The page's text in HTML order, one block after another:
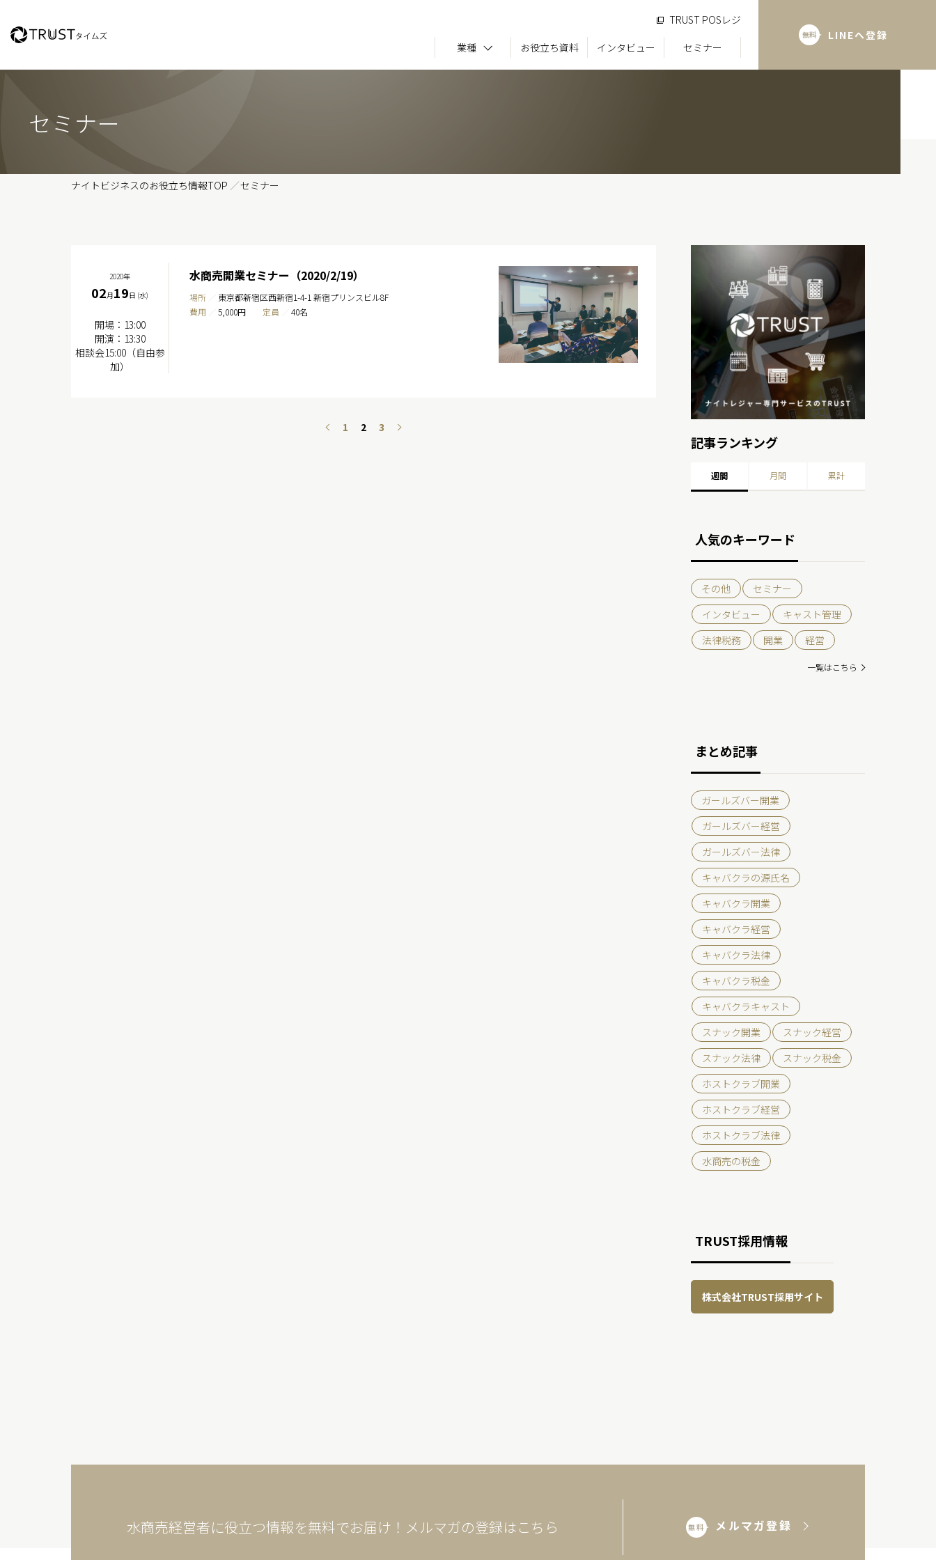
TRUST POSレジ
業種
お役立ち資料 インタビュー セミナー
無料 LINEへ登録
セミナー
ナイトビジネスのお役立ち情報TOP セミナー
2020年
02月19日 (水)
開場：13:00
開演：13:30
相談会15:00（自由参
加）
水商売開業セミナー（2020/2/19）
場所
東京都新宿区西新宿1-4-1 新宿プリンスビル8F
費用
5,000円 定員 40名
1 2 3
記事ランキング
週間 月間 累計
人気のキーワード
その他
セミナー
インタビュー
キャスト管理
法律税務
開業 経営
一覧はこちら
まとめ記事
ガールズバー開業
ガールズバー経営
ガールズバー法律
キャバクラの源氏名
キャバクラ開業
キャバクラ経営
キャバクラ法律
キャバクラ税金
キャバクラキャスト
スナック開業
スナック経営
スナック法律
スナック税金
ホストクラブ開業
ホストクラブ経営
ホストクラブ法律
水商売の税金
TRUST採用情報
株式会社TRUST採用サイト
水商売経営者に役立つ情報を無料でお届け！メルマガの登録はこちら 無料 メルマガ登録